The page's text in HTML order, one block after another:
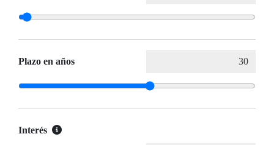
Plazo en años
Interés